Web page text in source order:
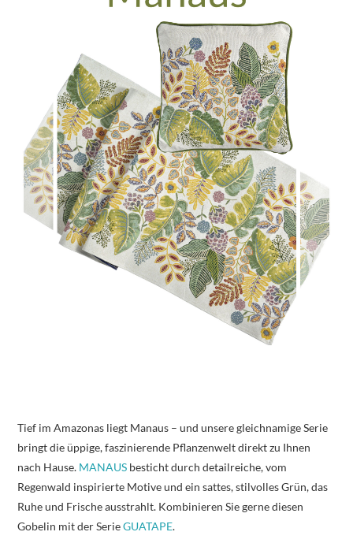
Tief im Amazonas liegt Manaus – und unsere gleichnamige Serie
bringt die üppige, faszinierende Pflanzenwelt direkt zu Ihnen
nach Hause. MANAUS besticht durch detailreiche, vom
Regenwald inspirierte Motive und ein sattes, stilvolles Grün, das
Ruhe und Frische ausstrahlt. Kombinieren Sie gerne diesen
Gobelin mit der SerieGUATAPE.